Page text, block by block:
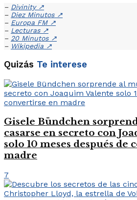
– Divinity ↗
– Diez Minutos ↗
– Europa FM ↗
– Lecturas ↗
– 20 Minutos ↗
– Wikipedia ↗
Quizás Te interese
Gisele Bündchen
casarse en secreto con
solo 10 meses después de
madre
7